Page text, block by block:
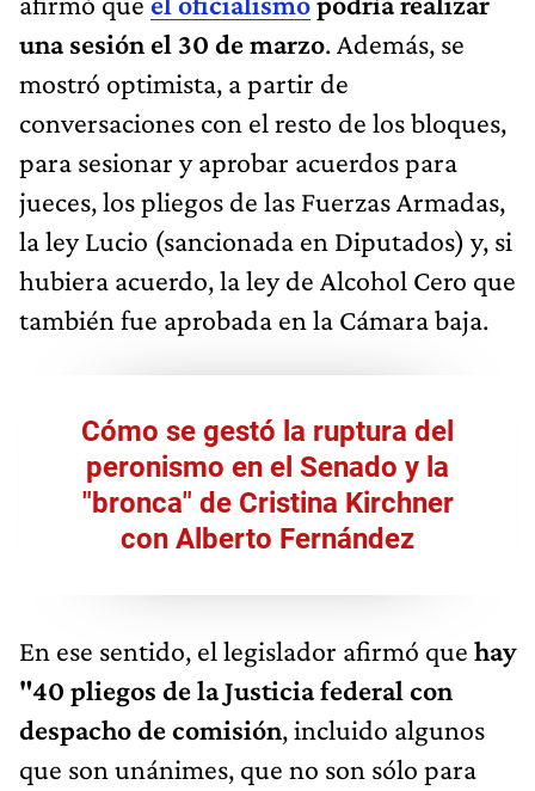
una sesión el 30 de marzo. Además, se
mostró optimista, a partir de
conversaciones con el resto de los bloques,
para sesionar y aprobar acuerdos para
jueces, los pliegos de las Fuerzas Armadas,
la ley Lucio (sancionada en Diputados) y, si
hubiera acuerdo, la ley de Alcohol Cero que
también fue aprobada en la Cámara baja.
Cómo se gestó la ruptura del
peronismo en el Senado y la
"bronca" de Cristina Kirchner
con Alberto Fernández
En ese sentido, el legislador afirmó que hay
"40 pliegos de la Justicia federal con
despacho de comisión, incluido algunos
que son unánimes, que no son sólo para